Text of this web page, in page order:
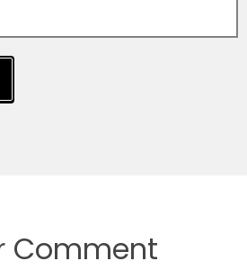
Comment